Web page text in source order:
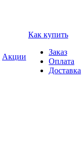
Акции
Как купить
Заказ
Оплата
Доставка